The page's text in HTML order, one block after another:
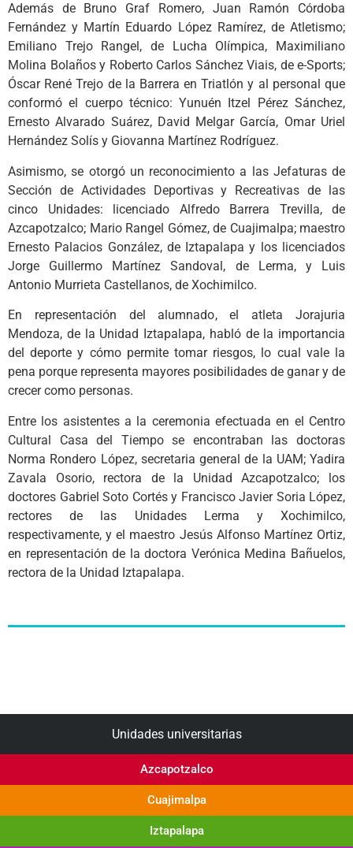
Además de Bruno Graf Romero, Juan Ramón Córdoba
Fernández y Martín Eduardo López Ramírez, de Atletismo;
Emiliano Trejo Rangel, de Lucha Olímpica, Maximiliano
Molina Bolaños y Roberto Carlos Sánchez Viais, de e-Sports;
Óscar René Trejo de la Barrera en Triatlón y al personal que
conformó el cuerpo técnico: Yunuén Itzel Pérez Sánchez,
Ernesto Alvarado Suárez, David Melgar García, Omar Uriel
Hernández Solís y Giovanna Martínez Rodríguez.
Asimismo, se otorgó un reconocimiento a las Jefaturas de
Sección de Actividades Deportivas y Recreativas de las
cinco Unidades: licenciado Alfredo Barrera Trevilla, de
Azcapotzalco; Mario Rangel Gómez, de Cuajimalpa; maestro
Ernesto Palacios González, de Iztapalapa y los licenciados
Jorge Guillermo Martínez Sandoval, de Lerma, y Luis
Antonio Murrieta Castellanos, de Xochimilco.
En representación del alumnado, el atleta Jorajuria
Mendoza, de la Unidad Iztapalapa, habló de la importancia
del deporte y cómo permite tomar riesgos, lo cual vale la
pena porque representa mayores posibilidades de ganar y de
crecer como personas.
Entre los asistentes a la ceremonia efectuada en el Centro
Cultural Casa del Tiempo se encontraban las doctoras
Norma Rondero López, secretaria general de la UAM; Yadira
Zavala Osorio, rectora de la Unidad Azcapotzalco; los
doctores Gabriel Soto Cortés y Francisco Javier Soria López,
rectores de las Unidades Lerma y Xochimilco,
respectivamente, y el maestro Jesús Alfonso Martínez Ortiz,
en representación de la doctora Verónica Medina Bañuelos,
rectora de la Unidad Iztapalapa.
Unidades universitarias
Azcapotzalco
Cuajimalpa
Iztapalapa